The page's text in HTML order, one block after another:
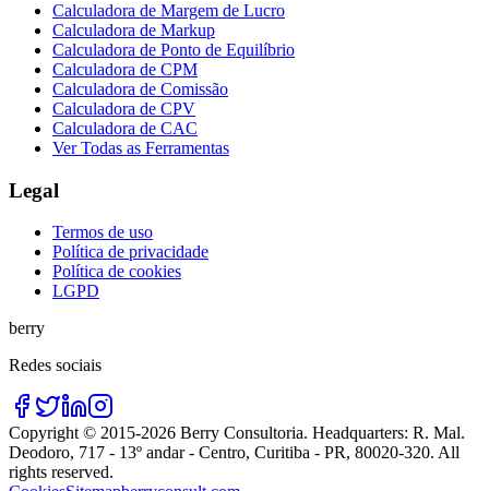
Calculadora de Margem de Lucro
Calculadora de Markup
Calculadora de Ponto de Equilíbrio
Calculadora de CPM
Calculadora de Comissão
Calculadora de CPV
Calculadora de CAC
Ver Todas as Ferramentas
Legal
Termos de uso
Política de privacidade
Política de cookies
LGPD
berry
Redes sociais
Copyright © 2015-2026 Berry Consultoria. Headquarters: R. Mal.
Deodoro, 717 - 13º andar - Centro, Curitiba - PR, 80020-320. All
rights reserved.